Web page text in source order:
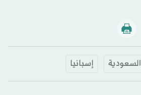
السعودية إسبانيا